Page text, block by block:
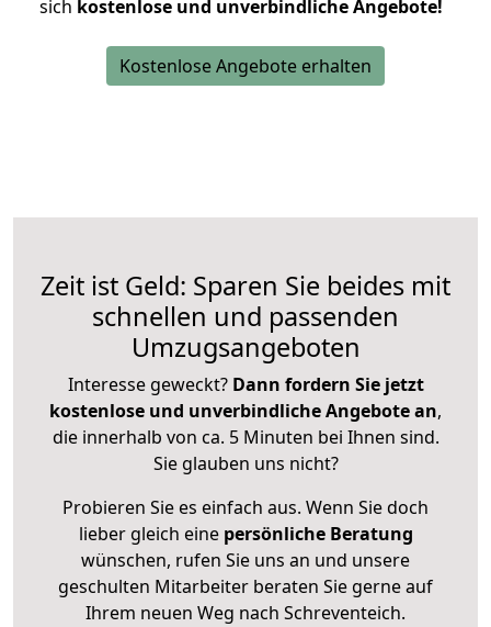
sich kostenlose und unverbindliche Angebote!
Kostenlose Angebote erhalten
Zeit ist Geld: Sparen Sie beides mit
schnellen und passenden
Umzugsangeboten
Interesse geweckt? Dann fordern Sie jetzt
kostenlose und unverbindliche Angebote an,
die innerhalb von ca. 5 Minuten bei Ihnen sind.
Sie glauben uns nicht?
Probieren Sie es einfach aus. Wenn Sie doch
lieber gleich eine persönliche Beratung
wünschen, rufen Sie uns an und unsere
geschulten Mitarbeiter beraten Sie gerne auf
Ihrem neuen Weg nach Schreventeich.